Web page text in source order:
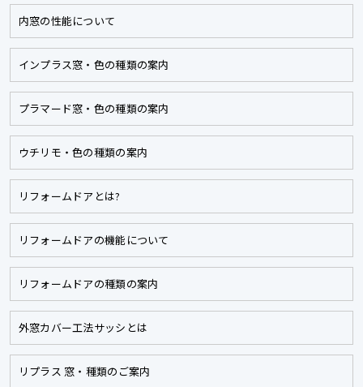
内窓の性能について
インプラス窓・色の種類の案内
プラマード窓・色の種類の案内
ウチリモ・色の種類の案内
リフォームドアとは?
リフォームドアの機能について
リフォームドアの種類の案内
外窓カバー工法サッシとは
リプラス 窓・種類のご案内